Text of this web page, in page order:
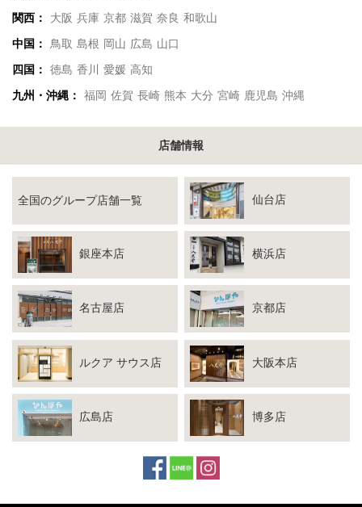
関西：
大阪 兵庫 京都 滋賀 奈良 和歌山
中国：
鳥取 島根 岡山 広島 山口
四国：
徳島 香川 愛媛 高知
九州・沖縄：
福岡 佐賀 長崎 熊本 大分 宮崎 鹿児島 沖縄
店舗情報
全国のグループ店舗一覧 仙台店
銀座本店 横浜店
名古屋店 京都店
ルクア サウス店 大阪本店
広島店 博多店